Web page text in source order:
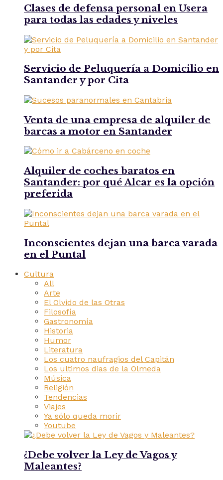
Clases de defensa personal en Usera
para todas las edades y niveles
Servicio de Peluquería a Domicilio en
Santander y por Cita
Venta de una empresa de alquiler de
barcas a motor en Santander
Alquiler de coches baratos en
Santander: por qué Alcar es la opción
preferida
Inconscientes dejan una barca varada
en el Puntal
Cultura
All
Arte
El Olvido de las Otras
Filosofía
Gastronomía
Historia
Humor
Literatura
Los cuatro naufragios del Capitán
Los ultimos dias de la Olmeda
Música
Religión
Tendencias
Viajes
Ya sólo queda morir
Youtube
¿Debe volver la Ley de Vagos y
Maleantes?